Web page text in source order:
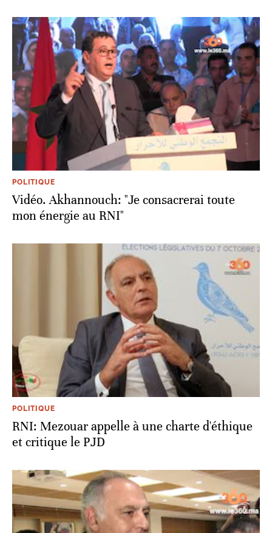
POLITIQUE
Vidéo. Akhannouch: "Je consacrerai toute
mon énergie au RNI"
POLITIQUE
RNI: Mezouar appelle à une charte d'éthique
et critique le PJD